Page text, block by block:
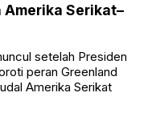
Amerika Serikat–
setelah Presiden
peran Greenland
Amerika Serikat